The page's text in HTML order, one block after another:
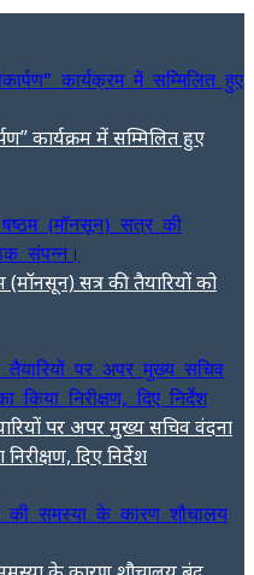
कार्यक्रम में सम्मिलित हुए
सत्र की तैयारियों को
पर अपर मुख्य सचिव वंदना
दिए निर्देश